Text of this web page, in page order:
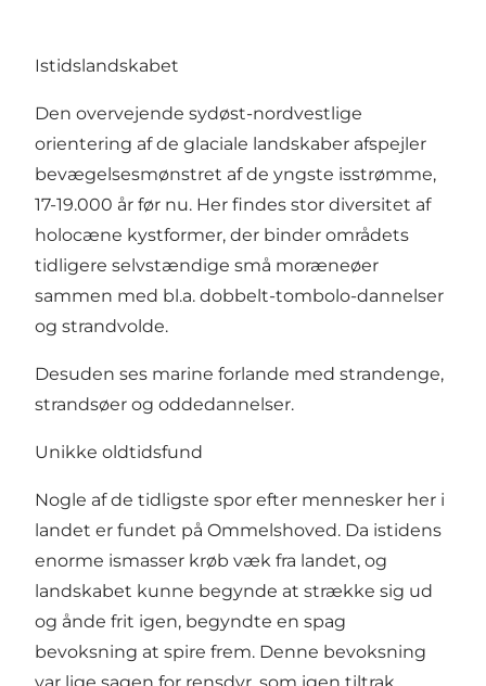
Istidslandskabet
Den overvejende sydøst-nordvestlige
orientering af de glaciale landskaber afspejler
bevægelsesmønstret af de yngste isstrømme,
17-19.000 år før nu. Her findes stor diversitet af
holocæne kystformer, der binder områdets
tidligere selvstændige små moræneøer
sammen med bl.a. dobbelt-tombolo-dannelser
og strandvolde.
Desuden ses marine forlande med strandenge,
strandsøer og oddedannelser.
Unikke oldtidsfund
Nogle af de tidligste spor efter mennesker her i
landet er fundet på Ommelshoved. Da istidens
enorme ismasser krøb væk fra landet, og
landskabet kunne begynde at strække sig ud
og ånde frit igen, begyndte en spag
bevoksning at spire frem. Denne bevoksning
var lige sagen for rensdyr, som igen tiltrak